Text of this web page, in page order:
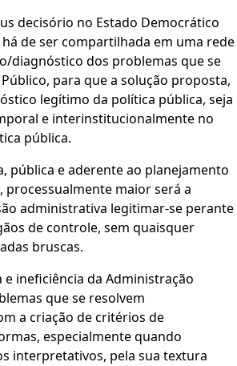
decisório no Estado Democrático
de ser compartilhada em uma rede
diagnóstico dos problemas que se
para que a solução proposta,
legítimo da política pública, seja
e interinstitucionalmente no
pública.
pública e aderente ao planejamento
maior será a
administrativa legitimar-se perante
de controle, sem quaisquer
bruscas.
ineficiência da Administração
que se resolvem
a criação de critérios de
especialmente quando
interpretativos, pela sua textura